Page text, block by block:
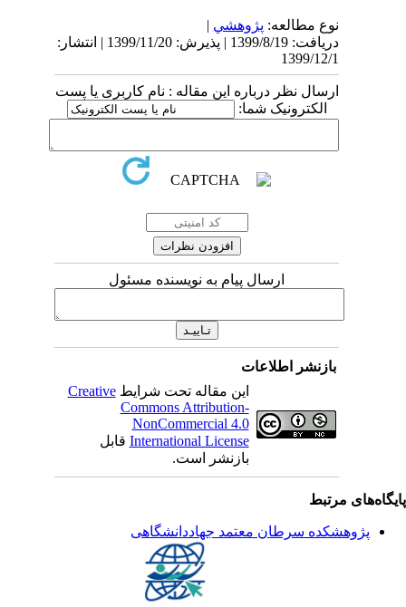
نوع مطالعه:پژوهشي|
دریافت: 1399/8/19 | پذیرش: 1399/11/20 | انتشار:
1399/12/1
ارسال نظر درباره این مقاله : نام کاربری یا پست
الکترونیک شما:
ارسال پیام به نویسنده مسئول
بازنشر اطلاعات
این مقاله تحت شرایطCreative
Commons Attribution-
NonCommercial 4.0
International Licenseقابل
بازنشر است.
مرتبط
پژوهشکده سرطان معتمد جهاددانشگاهی